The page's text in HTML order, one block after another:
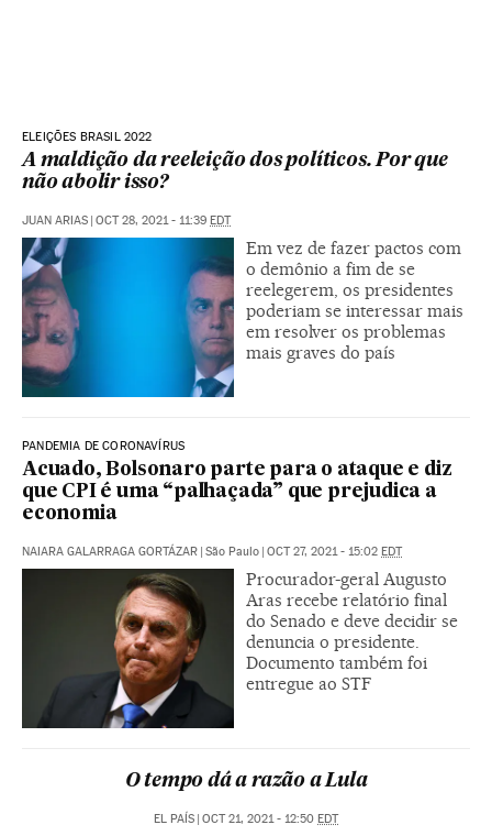
ELEIÇÕES BRASIL 2022
A maldição da reeleição dos políticos. Por que
não abolir isso?
JUAN ARIAS | OCT 28, 2021 - 11:39 EDT
Em vez de fazer pactos com
o demônio a fim de se
reelegerem, os presidentes
poderiam se interessar mais
em resolver os problemas
mais graves do país
PANDEMIA DE CORONAVÍRUS
Acuado, Bolsonaro parte para o ataque e diz
que CPI é uma “palhaçada” que prejudica a
economia
NAIARA GALARRAGA GORTÁZAR | São Paulo | OCT 27, 2021 - 15:02 EDT
Procurador-geral Augusto
Aras recebe relatório final
do Senado e deve decidir se
denuncia o presidente.
Documento também foi
entregue ao STF
O tempo dá a razão a Lula
EL PAÍS | OCT 21, 2021 - 12:50 EDT